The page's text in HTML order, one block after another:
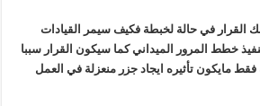
القرار في حالة لخبطة فكيف سيمر القيادات
خطط المرور الميداني كما سيكون القرار سببا
فقط مايكون تأثيره ايجاد جزر منعزلة في العمل